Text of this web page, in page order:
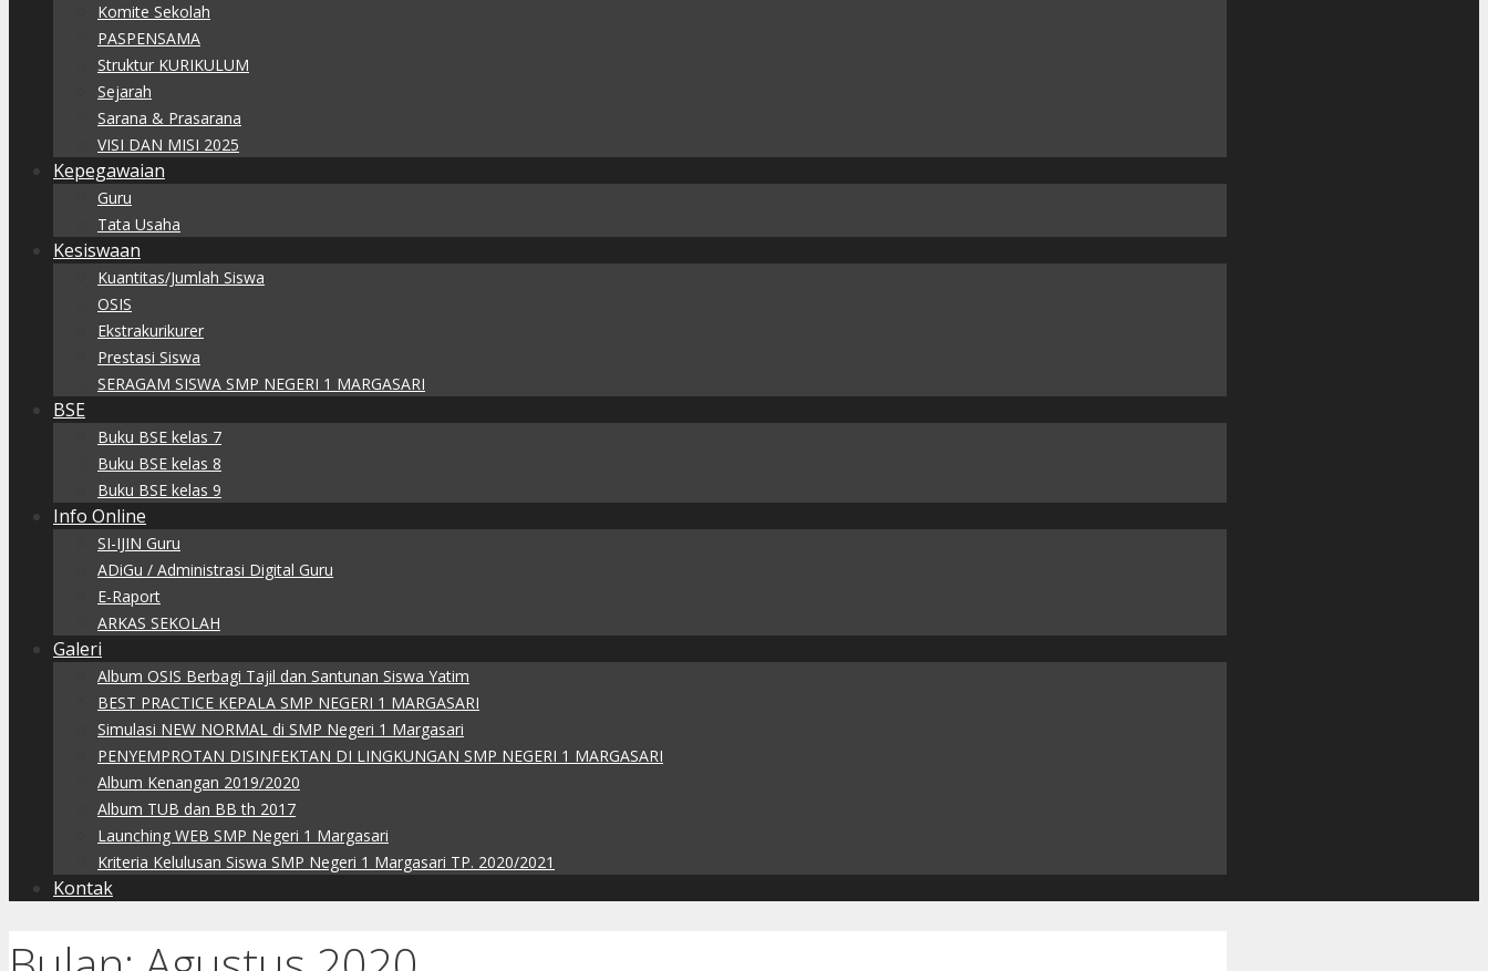
Komite Sekolah
PASPENSAMA
Struktur KURIKULUM
Sejarah
Sarana & Prasarana
VISI DAN MISI 2025
Kepegawaian
Guru
Tata Usaha
Kesiswaan
Kuantitas/Jumlah Siswa
OSIS
Ekstrakurikurer
Prestasi Siswa
SERAGAM SISWA SMP NEGERI 1 MARGASARI
BSE
Buku BSE kelas 7
Buku BSE kelas 8
Buku BSE kelas 9
Info Online
SI-IJIN Guru
ADiGu / Administrasi Digital Guru
E-Raport
ARKAS SEKOLAH
Galeri
Album OSIS Berbagi Tajil dan Santunan Siswa Yatim
BEST PRACTICE KEPALA SMP NEGERI 1 MARGASARI
Simulasi NEW NORMAL di SMP Negeri 1 Margasari
PENYEMPROTAN DISINFEKTAN DI LINGKUNGAN SMP NEGERI 1 MARGASARI
Album Kenangan 2019/2020
Album TUB dan BB th 2017
Launching WEB SMP Negeri 1 Margasari
Kriteria Kelulusan Siswa SMP Negeri 1 Margasari TP. 2020/2021
Kontak